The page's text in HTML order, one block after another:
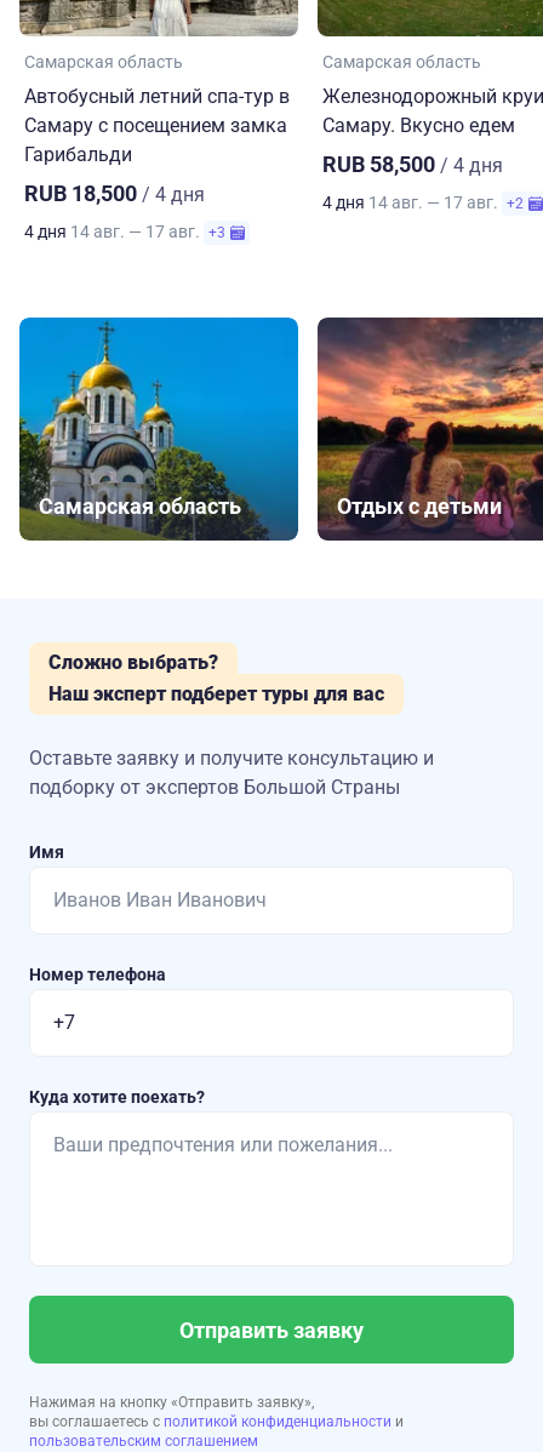
Самарская область
Автобусный летний спа-тур в
Самару с посещением замка
Гарибальди
RUB 18,500 / 4 дня
4 дня 14 авг. — 17 авг. +3
Самарская область
Железнодорожный
Самару. Вкусно едем
RUB 58,500 / 4 дня
4 дня 14 авг. — 17 авг. +2
Самарская область Отдых с детьми
Сложно выбрать?
Наш эксперт подберет туры для вас
Оставьте заявку и получите консультацию и
подборку от экспертов Большой Страны
Имя
Номер телефона
Куда хотите поехать?
Отправить заявку
Нажимая на кнопку «Отправить заявку»,
вы соглашаетесь с политикой конфиденциальности и
пользовательским соглашением